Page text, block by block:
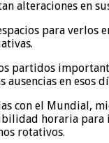
alteraciones en
para verlos
partidos
en esos
con el Mundial,
horaria
rotativos.